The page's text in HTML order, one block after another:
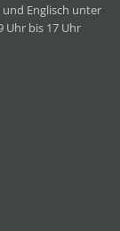
Englisch unter
Uhr bis 17 Uhr